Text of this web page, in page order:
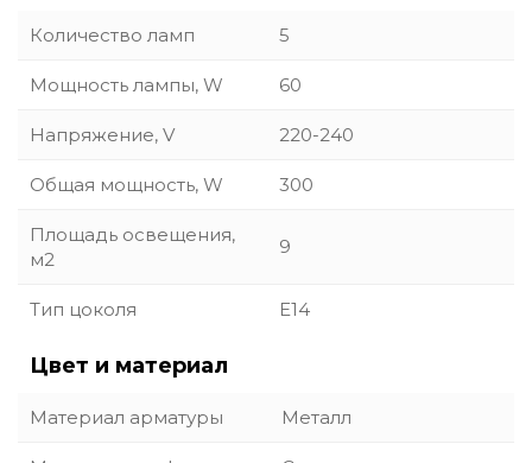
Количество ламп 5
Мощность лампы, W 60
Напряжение, V 220-240
Общая мощность, W 300
Площадь освещения,
м2
9
Тип цоколя E14
Цвет и материал
Материал арматуры Металл